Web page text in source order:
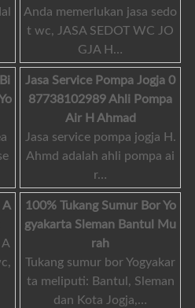
Anda memerlukan jasa sedo
t wc, JASA SEDOT WC JO
GJA H…
Jasa Service Pompa Jogja 0
87738102989 Ahli Pompa
Air H Ahmad
Jasa service pompa jogja H.
Ahmd adalah ahli pompa ai
r…
A
100% Tukang Sumur Bor Yo
gyakarta Sleman Bantul Mu
rah
Tukang sumur bor Yogyakar
ta meliputi: Bantul, Sleman
dan Kota Jogja,…